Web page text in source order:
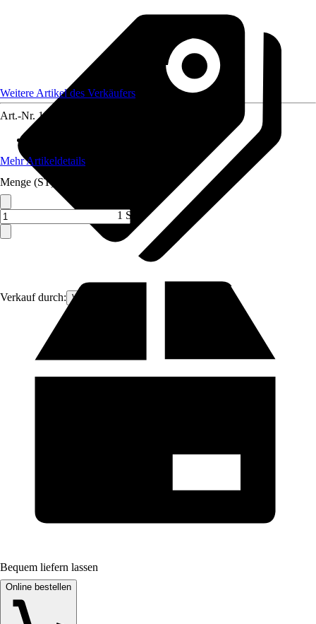
Verkauf durch: VCM
Weitere Artikel des Verkäufers
Art.-Nr. 12081376
Mehr Artikeldetails
Menge (ST)
1 ST
Bequem liefern lassen
Online bestellen